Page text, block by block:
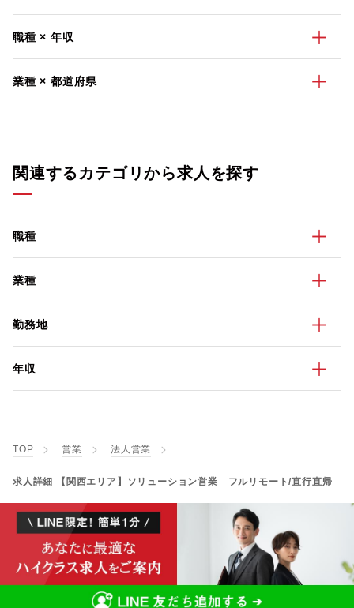
職種 × 年収
業種 × 都道府県
関連するカテゴリから求人を探す
職種
業種
勤務地
年収
TOP 営業 法人営業
求人詳細 【関西エリア】ソリューション営業 フルリモート/直行直帰